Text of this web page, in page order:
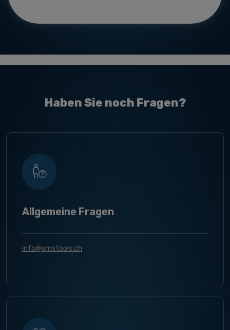
Haben Sie noch Fragen?
Allgemeine Fragen
info@smstools.ch